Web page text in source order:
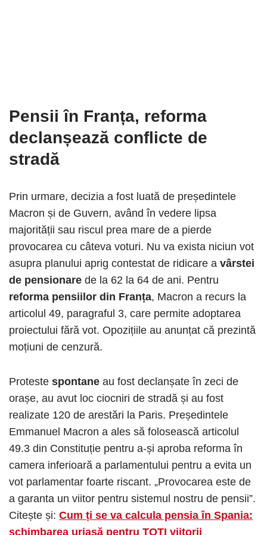
Pensii în Franța, reforma
declanșează conflicte de
stradă
Prin urmare, decizia a fost luată de președintele
Macron și de Guvern, având în vedere lipsa
majorității sau riscul prea mare de a pierde
provocarea cu câteva voturi. Nu va exista niciun vot
asupra planului aprig contestat de ridicare a vârstei
de pensionare de la 62 la 64 de ani. Pentru
reforma pensiilor din Franța, Macron a recurs la
articolul 49, paragraful 3, care permite adoptarea
proiectului fără vot. Opozițiile au anunțat că prezintă
moțiuni de cenzură.
Proteste spontane au fost declanșate în zeci de
orașe, au avut loc ciocniri de stradă și au fost
realizate 120 de arestări la Paris. Președintele
Emmanuel Macron a ales să folosească articolul
49.3 din Constituție pentru a-și aproba reforma în
camera inferioară a parlamentului pentru a evita un
vot parlamentar foarte riscant. „Provocarea este de
a garanta un viitor pentru sistemul nostru de pensii”.
Citește și: Cum ți se va calcula pensia în Spania:
schimbarea uriașă pentru TOȚI viitorii